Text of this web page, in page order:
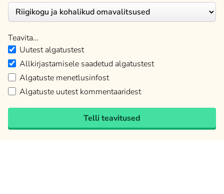
Teavita…
Uutest algatustest
Allkirjastamisele saadetud algatustest
Algatuste menetlusinfost
Algatuste uutest kommentaaridest
Telli teavitused